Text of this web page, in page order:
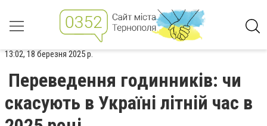
13:02, 18 березня 2025 р.
Переведення годинників: чи
скасують в Україні літній час в